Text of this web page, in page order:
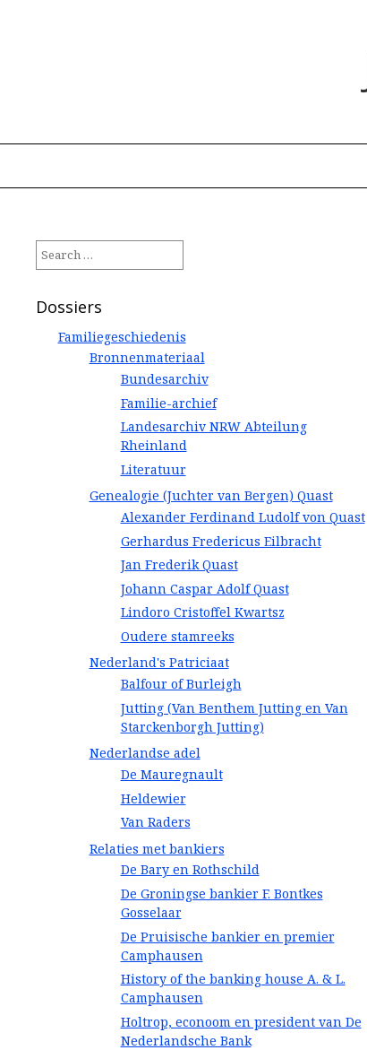
for:
Dossiers
Familiegeschiedenis
Bronnenmateriaal
Bundesarchiv
Familie-archief
Landesarchiv NRW Abteilung
Rheinland
Literatuur
Genealogie (Juchter van Bergen) Quast
Alexander Ferdinand Ludolf von Quast
Gerhardus Fredericus Eilbracht
Jan Frederik Quast
Johann Caspar Adolf Quast
Lindoro Cristoffel Kwartsz
Oudere stamreeks
Nederland's Patriciaat
Balfour of Burleigh
Jutting (Van Benthem Jutting en Van
Starckenborgh Jutting)
Nederlandse adel
De Mauregnault
Heldewier
Van Raders
Relaties met bankiers
De Bary en Rothschild
De Groningse bankier F. Bontkes
Gosselaar
De Pruisische bankier en premier
Camphausen
History of the banking house A. & L.
Camphausen
Holtrop, econoom en president van De
Nederlandsche Bank